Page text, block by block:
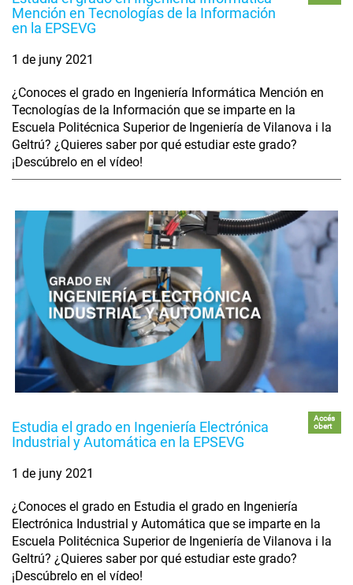
Mención en Tecnologías de la Información
en la EPSEVG
1 de juny 2021
¿Conoces el grado en Ingeniería Informática Mención en
Tecnologías de la Información que se imparte en la
Escuela Politécnica Superior de Ingeniería de Vilanova i la
Geltrú? ¿Quieres saber por qué estudiar este grado?
¡Descúbrelo en el vídeo!
Estudia el grado en Ingeniería Electrónica
Industrial y Automática en la EPSEVG
Accés
obert
1 de juny 2021
¿Conoces el grado en Estudia el grado en Ingeniería
Electrónica Industrial y Automática que se imparte en la
Escuela Politécnica Superior de Ingeniería de Vilanova i la
Geltrú? ¿Quieres saber por qué estudiar este grado?
¡Descúbrelo en el vídeo!